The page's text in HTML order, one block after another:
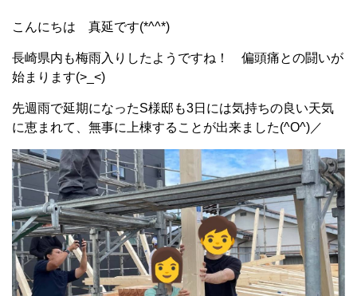
こんにちは 真延です(*^^*)
長崎県内も梅雨入りしたようですね！ 偏頭痛との闘いが
始まります(>_<)
先週雨で延期になったS様邸も3日には気持ちの良い天気
に恵まれて、無事に上棟することが出来ました(^O^)／